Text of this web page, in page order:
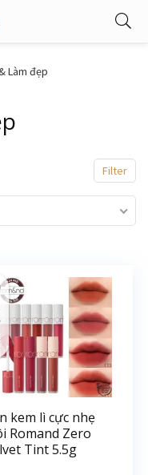
Làm đẹp
Filter
kem lì cực nhẹ
Romand Zero
Tint 5.5g